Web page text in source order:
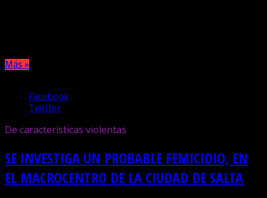
Más »
Facebook
Twitter
De características violentas
SE INVESTIGA UN PROBABLE FEMICIDIO, EN
EL MACROCENTRO DE LA CIUDAD DE SALTA